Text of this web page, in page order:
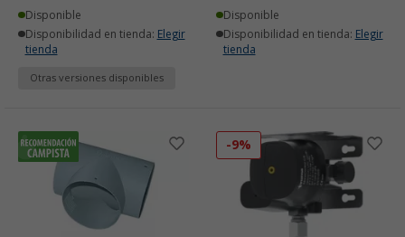
Disponible
Disponibilidad en tienda: Elegir
tienda
Otras versiones disponibles
Disponible
Disponibilidad en tienda: Elegir
tienda
-9%